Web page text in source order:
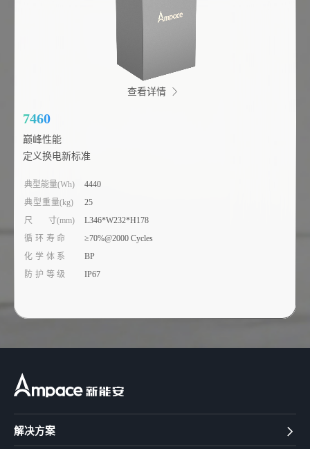
查看详情
7460
巅峰性能
定义换电新标准
典型能量(Wh)
4440
典型重量(kg)
25
尺 寸(mm)
L346*W232*H178
循环寿命
≥70%@2000 Cycles
化学体系
BP
防护等级
IP67
解决方案